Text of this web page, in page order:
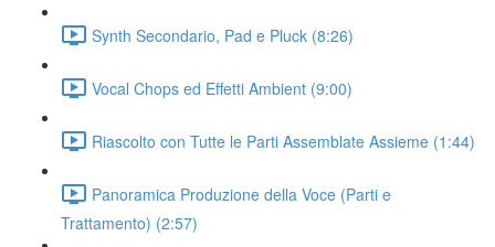
Synth Secondario, Pad e Pluck (8:26)
Vocal Chops ed Effetti Ambient (9:00)
Riascolto con Tutte le Parti Assemblate Assieme (1:44)
Panoramica Produzione della Voce (Parti e
Trattamento) (2:57)